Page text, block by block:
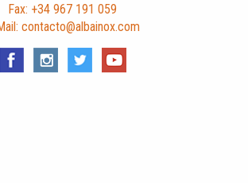
Fax: +34 967 191 059
contacto@albainox.com